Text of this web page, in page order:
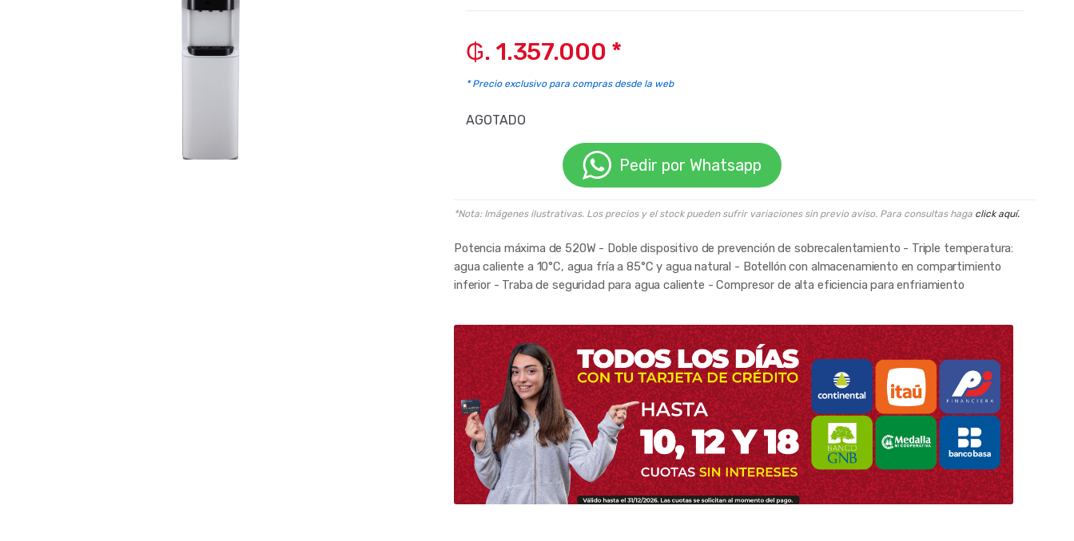
₲. 1.357.000 *
* Precio exclusivo para compras desde la web
AGOTADO
Pedir por Whatsapp
*Nota: Imágenes ilustrativas. Los precios y el stock pueden sufrir variaciones sin previo aviso. Para consultas haga click aquí.
Potencia máxima de 520W - Doble dispositivo de prevención de sobrecalentamiento - Triple temperatura:
agua caliente a 10°C, agua fría a 85°C y agua natural - Botellón con almacenamiento en compartimiento
inferior - Traba de seguridad para agua caliente - Compresor de alta eficiencia para enfriamiento